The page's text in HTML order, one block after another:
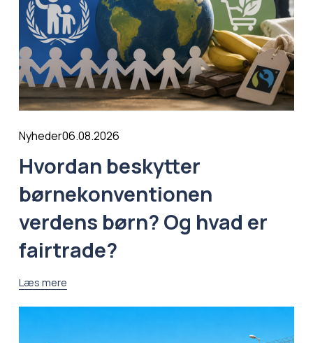
Nyheder06.08.2026
Hvordan beskytter
børnekonventionen
verdens børn? Og hvad er
fairtrade?
Læs mere